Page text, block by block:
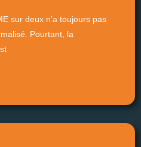
sur deux n’a toujours pas
Pourtant, la